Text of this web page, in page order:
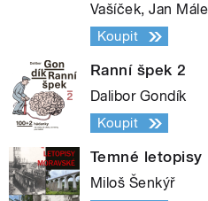
Vašíček, Jan
Koupit
Ranní špek 2
Dalibor Gondík
Koupit
Temné letopisy
Miloš Šenkýř